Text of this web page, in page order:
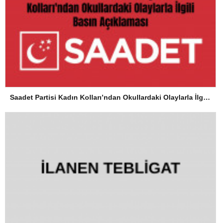
Saadet Partisi Kadın Kolları’ndan Okullardaki Olaylarla İlgili Basın Açıklaması